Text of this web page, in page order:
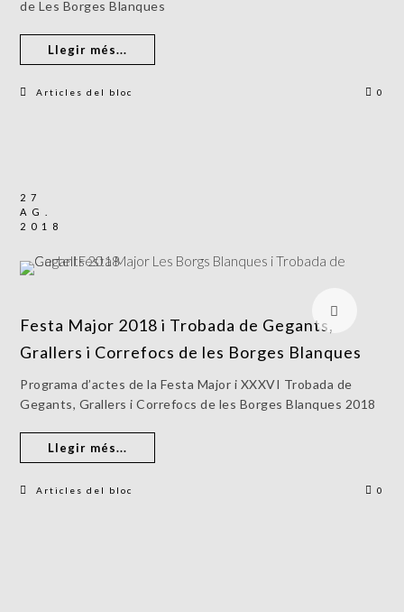
de Les Borges Blanques
Llegir més...
Articles del bloc 0
27
AG.
2018
Festa Major 2018 i Trobada de Gegants,
Grallers i Correfocs de les Borges Blanques
Programa d’actes de la Festa Major i XXXVI Trobada de
Gegants, Grallers i Correfocs de les Borges Blanques 2018
Llegir més...
Articles del bloc 0